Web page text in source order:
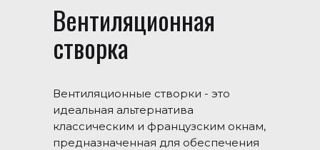
Вентиляционная
створка
Вентиляционные створки - это
идеальная альтернатива
классическим и французским окнам,
предназначенная для обеспечения